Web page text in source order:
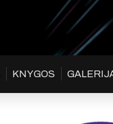
KNYGOS